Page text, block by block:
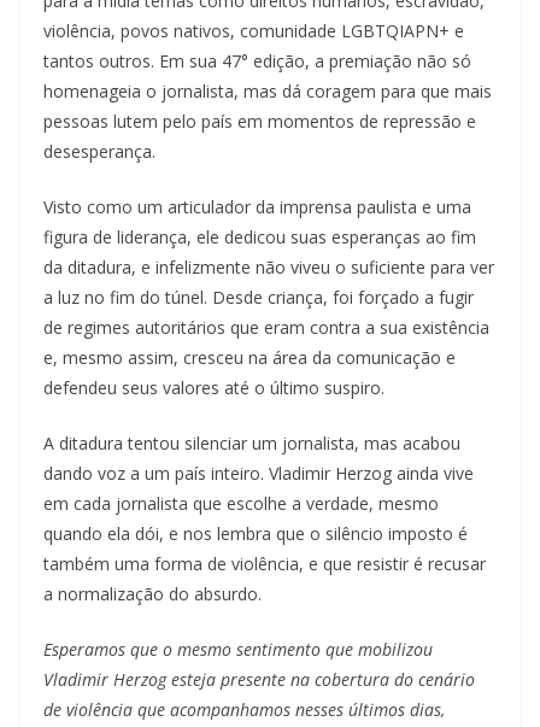
violência, povos nativos, comunidade LGBTQIAPN+ e
tantos outros. Em sua 47° edição, a premiação não só
homenageia o jornalista, mas dá coragem para que mais
pessoas lutem pelo país em momentos de repressão e
desesperança.
Visto como um articulador da imprensa paulista e uma
figura de liderança, ele dedicou suas esperanças ao fim
da ditadura, e infelizmente não viveu o suficiente para ver
a luz no fim do túnel. Desde criança, foi forçado a fugir
de regimes autoritários que eram contra a sua existência
e, mesmo assim, cresceu na área da comunicação e
defendeu seus valores até o último suspiro.
A ditadura tentou silenciar um jornalista, mas acabou
dando voz a um país inteiro. Vladimir Herzog ainda vive
em cada jornalista que escolhe a verdade, mesmo
quando ela dói, e nos lembra que o silêncio imposto é
também uma forma de violência, e que resistir é recusar
a normalização do absurdo.
Esperamos que o mesmo sentimento que mobilizou
Vladimir Herzog esteja presente na cobertura do cenário
de violência que acompanhamos nesses últimos dias,